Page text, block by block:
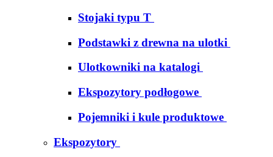
Stojaki typu T
Podstawki z drewna na ulotki
Ulotkowniki na katalogi
Ekspozytory podłogowe
Pojemniki i kule produktowe
Ekspozytory